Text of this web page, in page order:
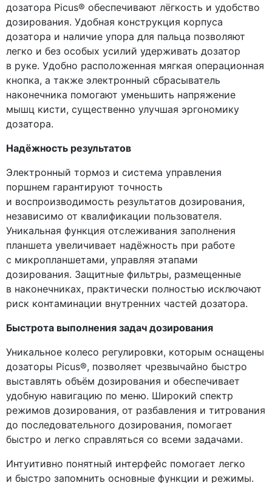
дозатора Picus® обеспечивают лёгкость и удобство
дозирования. Удобная конструкция корпуса
дозатора и наличие упора для пальца позволяют
легко и без особых усилий удерживать дозатор
в руке. Удобно расположенная мягкая операционная
кнопка, а также электронный сбрасыватель
наконечника помогают уменьшить напряжение
мышц кисти, существенно улучшая эргономику
дозатора.
Надёжность результатов
Электронный тормоз и система управления
поршнем гарантируют точность
и воспроизводимость результатов дозирования,
независимо от квалификации пользователя.
Уникальная функция отслеживания заполнения
планшета увеличивает надёжность при работе
с микропланшетами, управляя этапами
дозирования. Защитные фильтры, размещенные
в наконечниках, практически полностью исключают
риск контаминации внутренних частей дозатора.
Быстрота выполнения задач дозирования
Уникальное колесо регулировки, которым оснащены
дозаторы Picus®, позволяет чрезвычайно быстро
выставлять объём дозирования и обеспечивает
удобную навигацию по меню. Широкий спектр
режимов дозирования, от разбавления и титрования
до последовательного дозирования, помогает
быстро и легко справляться со всеми задачами.
Интуитивно понятный интерфейс помогает легко
и быстро запомнить основные функции и режимы.